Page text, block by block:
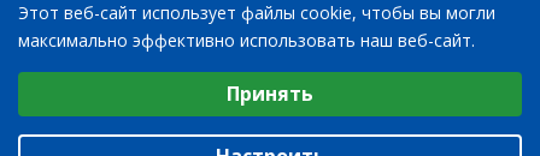
Контакты
info@bohnenkamp.uz
Этот веб-сайт использует файлы cookie, чтобы вы могли
максимально эффективно использовать наш веб-сайт.
Выберите настройки cookie
Аналитические/Функциональные
Принять